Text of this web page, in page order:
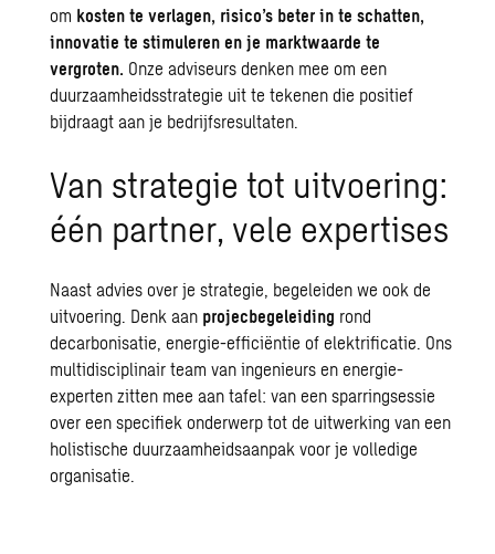
om kosten te verlagen, risico’s beter in te schatten,
innovatie te stimuleren en je marktwaarde te
vergroten. Onze adviseurs denken mee om een
duurzaamheidsstrategie uit te tekenen die positief
bijdraagt aan je bedrijfsresultaten.
Van strategie tot uitvoering:
één partner, vele expertises
Naast advies over je strategie, begeleiden we ook de
uitvoering. Denk aan projecbegeleiding rond
decarbonisatie,energie-efficiëntie of elektrificatie. Ons
multidisciplinair team van ingenieurs en energie-
experten zitten mee aan tafel: van een sparringsessie
over een specifiek onderwerp tot de uitwerking van een
holistische duurzaamheidsaanpak voor je volledige
organisatie.